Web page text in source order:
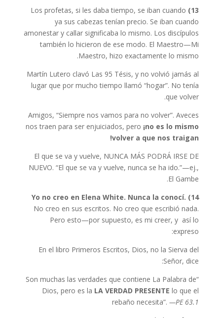
13)
Los profetas, si les daba tiempo, se iban cuando
ya sus cabezas tenían precio. Se iban cuando
amonestar y callar significaba lo mismo. Los discípulos
también lo hicieron de ese modo. El Maestro—Mi
Maestro, hizo exactamente lo mismo.
Martín Lutero clavó Las 95 Tésis, y no volvió jamás al
lugar que por mucho tiempo llamó “hogar”. No tenía
que volver.
Amigos, “Siempre nos vamos para no volver”. Aveces
nos traen para ser enjuiciados, pero ¡no es lo mismo
volver a que nos traigan!
El que se va y vuelve, NUNCA MÁS PODRÁ IRSE DE
NUEVO. “El que se va y vuelve, nunca se ha ido.”—ej.,
El Gambe.
14)
Yo no creo en Elena White. Nunca la conocí.
No creo en sus escritos. No creo que escribió nada.
Pero esto—por supuesto, es mi creer, y así lo
expreso:
En el libro Primeros Escritos, Dios, no la Sierva del
Señor, dice:
“Son muchas las verdades que contiene La Palabra de
Dios, pero es la LA VERDAD PRESENTE lo que el
rebaño necesita”.—PE 63.1